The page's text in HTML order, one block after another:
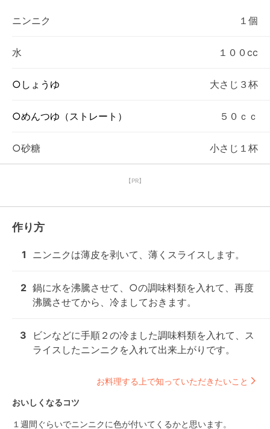
ニンニク １個
水 １００cc
○しょうゆ 大さじ３杯
○めんつゆ（ストレート） ５０ｃｃ
○砂糖 小さじ１杯
【PR】
作り方
1 ニンニクは薄皮を剥いて、薄くスライスします。
2 鍋に水を沸騰させて、○の調味料類を入れて、再度
沸騰させてから、冷ましておきます。
3
ビンなどに手順２の冷ました調味料類を入れて、ス
ライスしたニンニクを入れて出来上がりです。
お料理する上で知っていただきたいこと
おいしくなるコツ
１週間ぐらいでニンニクに色が付いてくるかと思います。